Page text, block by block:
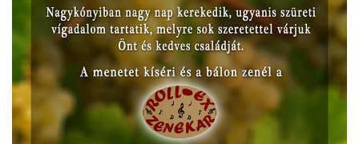
VÁLASZTÁS 2026
TELEPÜLÉSIKÉPVISELŐI VAGYONNYILATKOZATOK – 2026.
ÉV
ROMA NEMZETISÉGI ÖNKORMÁNYZATI KÉPVISELŐK
VAGYONNYILATKOZATA – 2026. ÉV